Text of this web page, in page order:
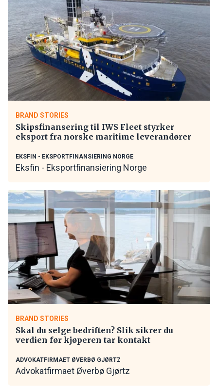
BRAND STORIES
Skipsfinansering til IWS Fleet styrker
eksport fra norske maritime leverandører
EKSFIN - EKSPORTFINANSIERING NORGE
Eksfin - Eksportfinansiering Norge
BRAND STORIES
Skal du selge bedriften? Slik sikrer du
verdien før kjøperen tar kontakt
ADVOKATFIRMAET ØVERBØ GJØRTZ
Advokatfirmaet Øverbø Gjørtz